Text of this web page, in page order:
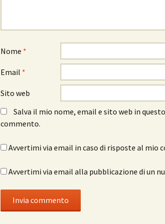
Nome *
Email *
Sito web
Salva il mio nome, email e sito web in
commento.
Avvertimi via email in caso di risposte al mio
Avvertimi via email alla pubblicazione di un